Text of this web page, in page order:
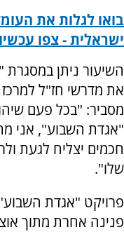
בואו לגלות את
ישראלית - צפו
השיעור ניתן
את מדרשי חז"ל
מסביר: "בכל פעם
"אגדת השבוע", אני
חכמים יצליח לגעת
שלו".
פרויקט "אגדת
פנינה אחרת מתוך